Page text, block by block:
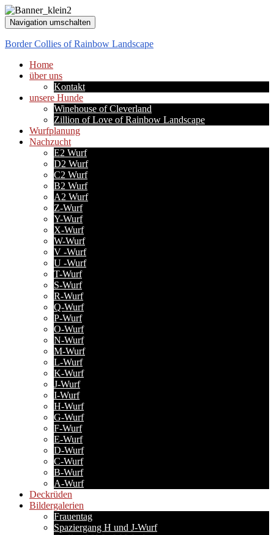
Navigation umschalten
Border Collies of Rainbow Landscape
Home
über uns
Kontakt
unsere Hunde
Winehouse of Cleverland
Zillion of Love of Rainbow Landscape
Wurfplanung
Nachzucht
E2 Wurf
D2 Wurf
C2 Wurf
B2 Wurf
A2 Wurf
Z-Wurf
Y-Wurf
X-Wurf
W-Wurf
V -Wurf
U -Wurf
T-Wurf
S-Wurf
R-Wurf
Q-Wurf
P-Wurf
O-Wurf
N-Wurf
M-Wurf
L-Wurf
K-Wurf
J-Wurf
I-Wurf
H-Wurf
G-Wurf
F-Wurf
E-Wurf
D-Wurf
C-Wurf
B-Wurf
A-Wurf
Deckrüden
Bildergalerien
Frauentag
Spaziergang H und J-Wurf